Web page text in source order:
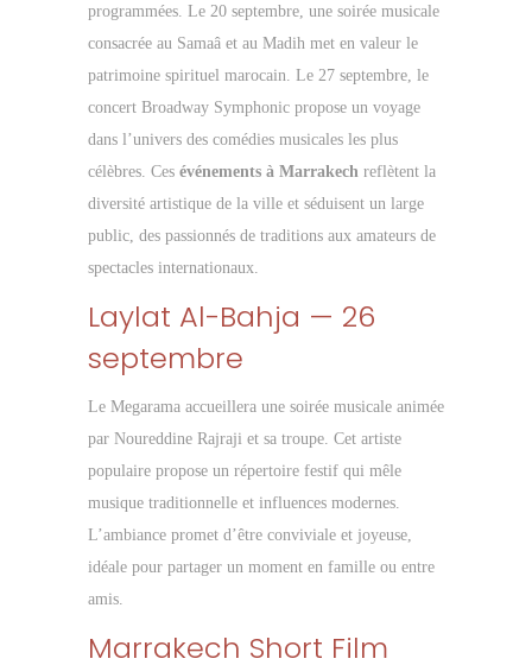
programmées. Le 20 septembre, une soirée musicale
consacrée au Samaâ et au Madih met en valeur le
patrimoine spirituel marocain. Le 27 septembre, le
concert Broadway Symphonic propose un voyage
dans l’univers des comédies musicales les plus
célèbres. Ces événements à Marrakech reflètent la
diversité artistique de la ville et séduisent un large
public, des passionnés de traditions aux amateurs de
spectacles internationaux.
Laylat Al-Bahja — 26
septembre
Le Megarama accueillera une soirée musicale animée
par Noureddine Rajraji et sa troupe. Cet artiste
populaire propose un répertoire festif qui mêle
musique traditionnelle et influences modernes.
L’ambiance promet d’être conviviale et joyeuse,
idéale pour partager un moment en famille ou entre
amis.
Marrakech Short Film